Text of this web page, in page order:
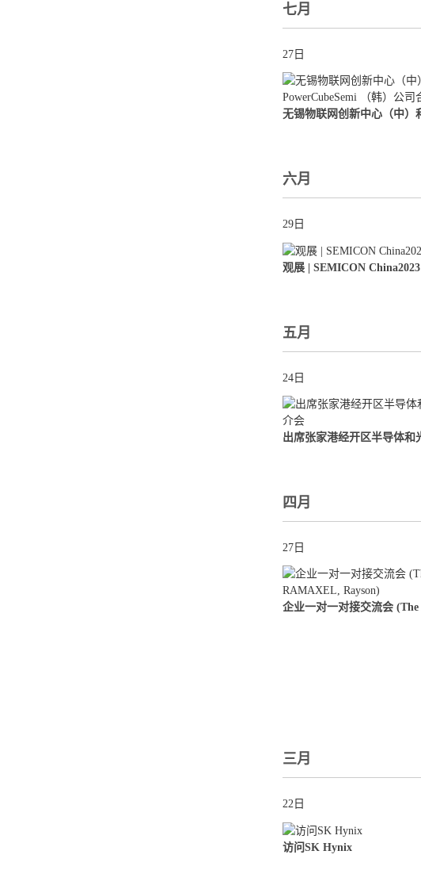
七月
27日
六月
29日
观展 | SEMICON China2023
五月
24日
四月
27日
三月
22日
访问SK Hynix